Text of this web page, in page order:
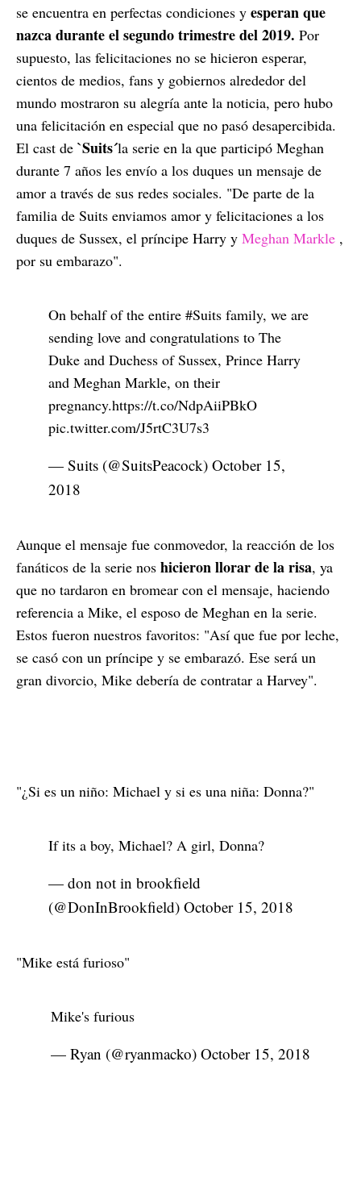
se encuentra en perfectas condiciones y esperan que
nazca durante el segundo trimestre del 2019. Por
supuesto, las felicitaciones no se hicieron esperar,
cientos de medios, fans y gobiernos alrededor del
mundo mostraron su alegría ante la noticia, pero hubo
una felicitación en especial que no pasó desapercibida.
El cast de `Suits´la serie en la que participó Meghan
durante 7 años les envío a los duques un mensaje de
amor a través de sus redes sociales. "De parte de la
familia de Suits enviamos amor y felicitaciones a los
duques de Sussex, el príncipe Harry y Meghan Markle ,
por su embarazo".
On behalf of the entire #Suits family, we are
sending love and congratulations to The
Duke and Duchess of Sussex, Prince Harry
and Meghan Markle, on their
pregnancy.https://t.co/NdpAiiPBkO
pic.twitter.com/J5rtC3U7s3
— Suits (@SuitsPeacock) October 15,
2018
Aunque el mensaje fue conmovedor, la reacción de los
fanáticos de la serie nos hicieron llorar de la risa, ya
que no tardaron en bromear con el mensaje, haciendo
referencia a Mike, el esposo de Meghan en la serie.
Estos fueron nuestros favoritos: "Así que fue por leche,
se casó con un príncipe y se embarazó. Ese será un
gran divorcio, Mike debería de contratar a Harvey".
"¿Si es un niño: Michael y si es una niña: Donna?"
If its a boy, Michael? A girl, Donna?
— don not in brookfield
(@DonInBrookfield) October 15, 2018
"Mike está furioso"
Mike's furious
— Ryan (@ryanmacko) October 15, 2018